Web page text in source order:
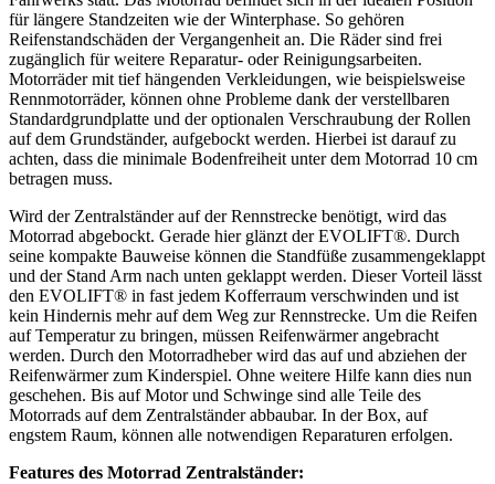
für längere Standzeiten wie der Winterphase. So gehören
Reifenstandschäden der Vergangenheit an. Die Räder sind frei
zugänglich für weitere Reparatur- oder Reinigungsarbeiten.
Motorräder mit tief hängenden Verkleidungen, wie beispielsweise
Rennmotorräder, können ohne Probleme dank der verstellbaren
Standardgrundplatte und der optionalen Verschraubung der Rollen
auf dem Grundständer, aufgebockt werden. Hierbei ist darauf zu
achten, dass die minimale Bodenfreiheit unter dem Motorrad 10 cm
betragen muss.
Wird der Zentralständer auf der Rennstrecke benötigt, wird das
Motorrad abgebockt. Gerade hier glänzt der EVOLIFT®. Durch
seine kompakte Bauweise können die Standfüße zusammengeklappt
und der Stand Arm nach unten geklappt werden. Dieser Vorteil lässt
den EVOLIFT® in fast jedem Kofferraum verschwinden und ist
kein Hindernis mehr auf dem Weg zur Rennstrecke. Um die Reifen
auf Temperatur zu bringen, müssen Reifenwärmer angebracht
werden. Durch den Motorradheber wird das auf und abziehen der
Reifenwärmer zum Kinderspiel. Ohne weitere Hilfe kann dies nun
geschehen. Bis auf Motor und Schwinge sind alle Teile des
Motorrads auf dem Zentralständer abbaubar. In der Box, auf
engstem Raum, können alle notwendigen Reparaturen erfolgen.
Features des Motorrad Zentralständer: